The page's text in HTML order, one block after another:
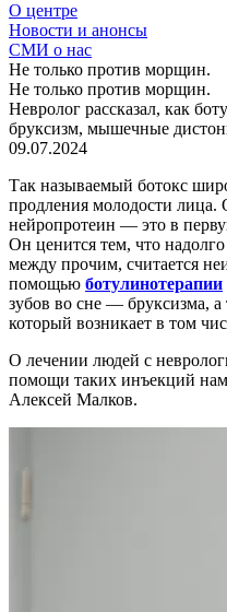
О центре
Новости и анонсы
СМИ о нас
Не только против морщин.
Не только против морщин.
Невролог рассказал, как
бруксизм, мышечные
09.07.2024
Так называемый ботокс
продления молодости лица.
нейропротеин — это в
Он ценится тем, что
между прочим, считается
помощью ботулинотерапии
зубов во сне — бруксизма,
который возникает в том
О лечении людей с
помощи таких инъекций
Алексей Малков.